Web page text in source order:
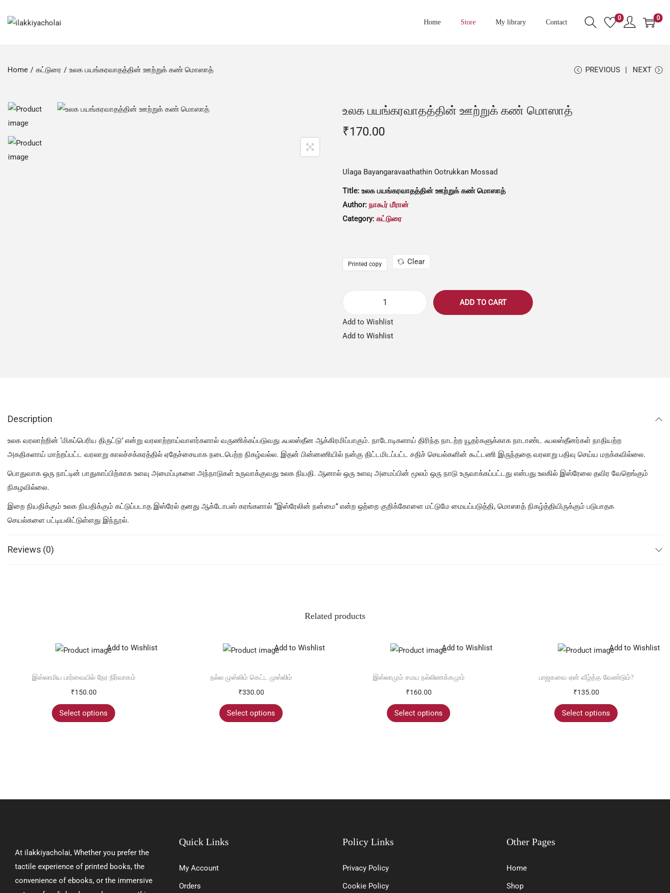
Home Store My library Contact
0 0
Home / கட்டுரை / உலக பயங்கரவாதத்தின் ஊற்றுக் கண் மொஸாத் PREVIOUS NEXT
உலக பயங்கரவாதத்தின் ஊற்றுக் கண் மொஸாத்
₹170.00
Ulaga Bayangaravaathathin Ootrukkan Mossad
Title: உலக பயங்கரவாதத்தின் ஊற்றுக் கண் மொஸாத்
Author: நாகூர் மீரான்
Category: கட்டுரை
Printed copy Clear
ADD TO CART
Add to Wishlist
Add to Wishlist
Description
உலக வரலாற்றின் ‘மிகப்பெரிய திருட்டு’ என்று வரலாற்றாய்வாளர்களால் வருணிக்கப்படுவது ஃபலஸ்தீன ஆக்கிரமிப்பாகும். நாடோடிகளாய் திரிந்த நாடற்ற யூதர்களுக்காக நாடாண்ட ஃபலஸ்தீனர்கள் நாதியற்ற
அகதிகளாய் மாற்றப்பட்ட வரலாறு காலச்சக்கரத்தில் ஏதேச்சையாக நடைபெற்ற நிகழ்வல்ல. இதன் பின்னணியில் நன்கு திட்டமிடப்பட்ட சதிச் செயல்களின் கூட்டணி இருந்ததை வரலாறு பதிவு செய்ய மறக்கவில்லை.
பொதுவாக ஒரு நாட்டின் பாதுகாப்பிற்காக உளவு அமைப்புகளை அந்நாடுகள் உருவாக்குவது உலக நியதி. ஆனால் ஒரு உளவு அமைப்பின் மூலம் ஒரு நாடு உருவாக்கப்பட்டது என்பது உலகில் இஸ்ரேலை தவிர வேறெங்கும்
நிகழவில்லை.
இறை நியதிக்கும் உலக நியதிக்கும் கட்டுப்படாத இஸ்ரேல் தனது ஆக்டோபஸ் கரங்களால் “இஸ்ரேலின் நன்மை” என்ற ஒற்றை குறிக்கோளை மட்டுமே மையப்படுத்தி, மொஸாத் நிகழ்த்தியிருக்கும் படுபாதக
செயல்களை பட்டியலிட்டுள்ளது இந்நூல்.
Reviews (0)
Related products
Add to Wishlist
இஸ்லாமிய பார்வையில் நேர நிர்வாகம்
₹150.00
Select options
Add to Wishlist
நல்ல முஸ்லிம் கெட்ட முஸ்லிம்
₹330.00
Select options
Add to Wishlist
இஸ்லாமும் சமய நல்லிணக்கமும்
₹160.00
Select options
Add to Wishlist
பாஜகவை ஏன் வீழ்த்த வேண்டும்?
₹135.00
Select options
At ilakkiyacholai, Whether you prefer the
tactile experience of printed books, the
convenience of ebooks, or the immersive
Quick Links
My Account
Orders
Policy Links
Privacy Policy
Cookie Policy
Other Pages
Home
Shop